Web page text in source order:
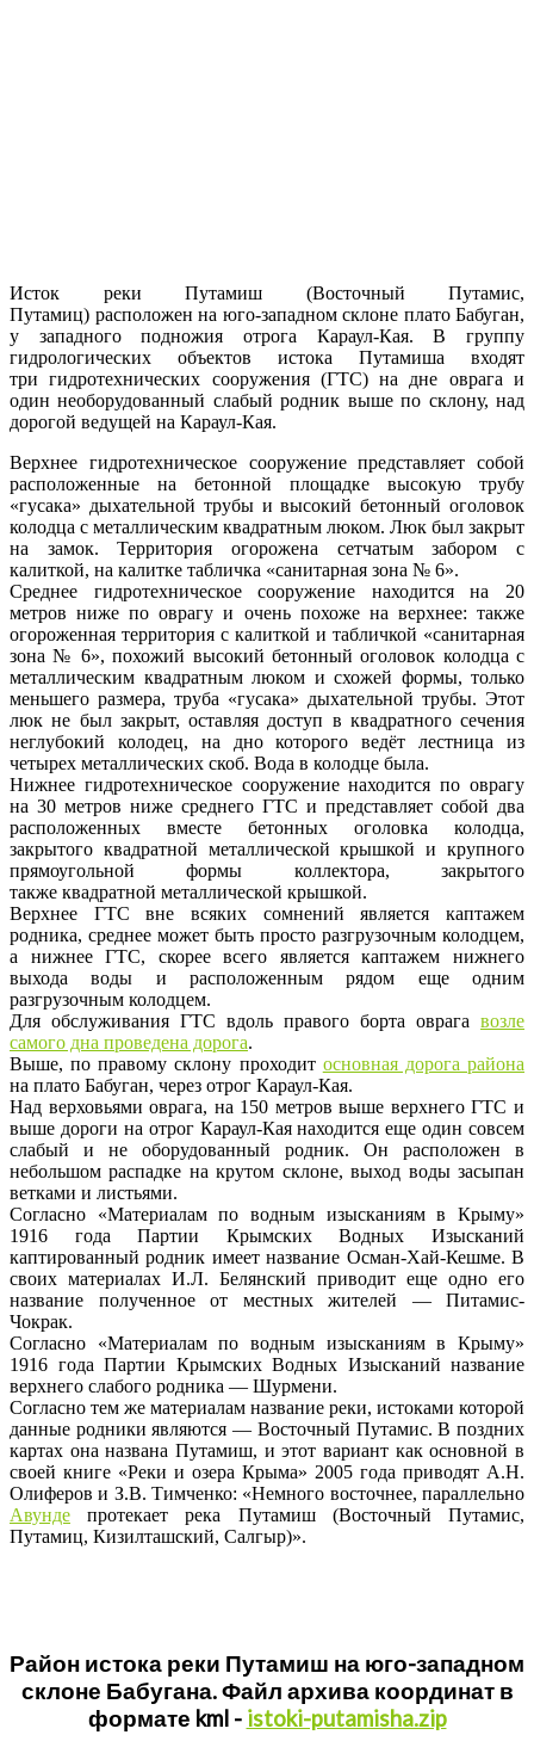
Исток реки Путамиш (Восточный Путамис,
Путамиц) расположен на юго-западном склоне плато Бабуган,
у западного подножия отрога Караул-Кая. В группу
гидрологических объектов истока Путамиша входят
три гидротехнических сооружения (ГТС) на дне оврага и
один необорудованный слабый родник выше по склону, над
дорогой ведущей на Караул-Кая.
Верхнее гидротехническое сооружение представляет собой
расположенные на бетонной площадке высокую трубу
«гусака» дыхательной трубы и высокий бетонный оголовок
колодца с металлическим квадратным люком. Люк был закрыт
на замок. Территория огорожена сетчатым забором с
калиткой, на калитке табличка «санитарная зона № 6».
Среднее гидротехническое сооружение находится на 20
метров ниже по оврагу и очень похоже на верхнее: также
огороженная территория с калиткой и табличкой «санитарная
зона № 6», похожий высокий бетонный оголовок колодца с
металлическим квадратным люком и схожей формы, только
меньшего размера, труба «гусака» дыхательной трубы. Этот
люк не был закрыт, оставляя доступ в квадратного сечения
неглубокий колодец, на дно которого ведёт лестница из
четырех металлических скоб. Вода в колодце была.
Нижнее гидротехническое сооружение находится по оврагу
на 30 метров ниже среднего ГТС и представляет собой два
расположенных вместе бетонных оголовка колодца,
закрытого квадратной металлической крышкой и крупного
прямоугольной формы коллектора, закрытого
также квадратной металлической крышкой.
Верхнее ГТС вне всяких сомнений является каптажем
родника, среднее может быть просто разгрузочным колодцем,
а нижнее ГТС, скорее всего является каптажем нижнего
выхода воды и расположенным рядом еще одним
разгрузочным колодцем.
Для обслуживания ГТС вдоль правого борта оврага возле
самого дна проведена дорога.
Выше, по правому склону проходит основная дорога района
на плато Бабуган, через отрог Караул-Кая.
Над верховьями оврага, на 150 метров выше верхнего ГТС и
выше дороги на отрог Караул-Кая находится еще один совсем
слабый и не оборудованный родник. Он расположен в
небольшом распадке на крутом склоне, выход воды засыпан
ветками и листьями.
Согласно «Материалам по водным изысканиям в Крыму»
1916 года Партии Крымских Водных Изысканий
каптированный родник имеет название Осман-Хай-Кешме. В
своих материалах И.Л. Белянский приводит еще одно его
название полученное от местных жителей — Питамис-
Чокрак.
Согласно «Материалам по водным изысканиям в Крыму»
1916 года Партии Крымских Водных Изысканий название
верхнего слабого родника — Шурмени.
Согласно тем же материалам название реки, истоками которой
данные родники являются — Восточный Путамис. В поздних
картах она названа Путамиш, и этот вариант как основной в
своей книге «Реки и озера Крыма» 2005 года приводят А.Н.
Олиферов и З.В. Тимченко: «Немного восточнее, параллельно
Авунде протекает река Путамиш (Восточный Путамис,
Путамиц, Кизилташский, Салгыр)».
Район истока реки Путамиш на юго-западном
склоне Бабугана. Файл архива координат в
формате kml - istoki-putamisha.zip